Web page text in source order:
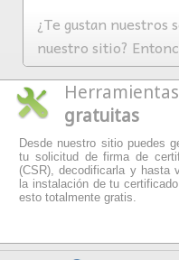
¿Te gustan nuestros
nuestro sitio?
Herramientas
gratuitas
Desde nuestro sitio puedes
tu solicitud de firma de
(CSR), decodificarla y hasta
la instalación de tu
esto totalmente gratis.